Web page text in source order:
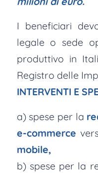
I beneficiari
legale o sede
produttivo in
Registro delle
INTERVENTI E
a) spese per la
e-commerce
mobile,
b) spese per la